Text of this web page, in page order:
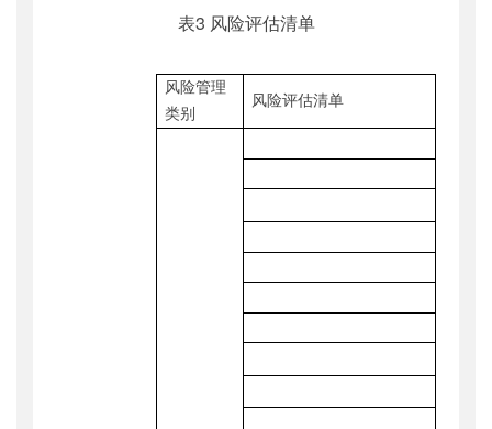
表3 风险评估清单
风险管理
类别
风险评估清单